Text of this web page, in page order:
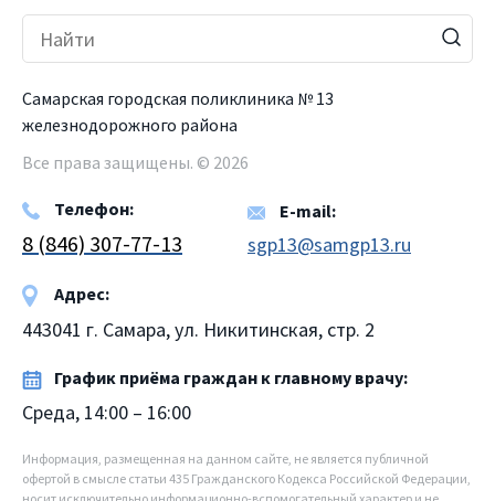
Самарская городская поликлиника № 13
железнодорожного района
Все права защищены. © 2026
Телефон:
8 (846) 307-77-13
E-mail:
sgp13@samgp13.ru
Адрес:
443041 г. Самара, ул. Никитинская, стр. 2
График приёма граждан к главному врачу:
Среда, 14:00 – 16:00
Информация, размещенная на данном сайте, не является публичной
офертой в смысле статьи 435 Гражданского Кодекса Российской Федерации,